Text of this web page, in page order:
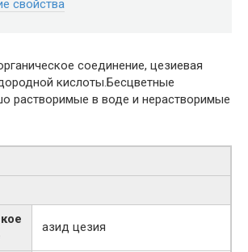
свойства
соединение, цезиевая
кислоты.Бесцветные
растворимые в воде и нерастворимые
азид цезия